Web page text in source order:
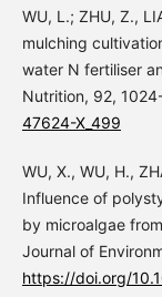
WU, L.; ZHU, Z.,
mulching
water N fertiliser
Nutrition, 92,
47624-X_499
WU, X., WU, H.,
Influence of
by microalgae
Journal of
https://doi.org/